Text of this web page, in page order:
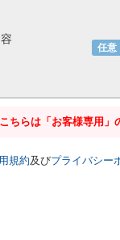
任意
ちらは「お客様専用」
規約及びプライバシー